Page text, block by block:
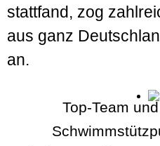
stattfand, zog
aus ganz
an.
Top-Team